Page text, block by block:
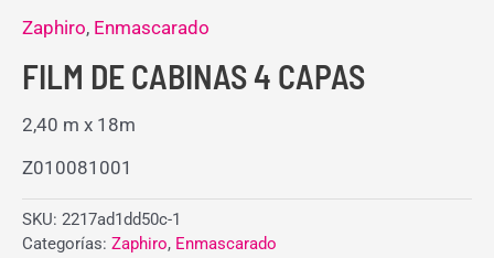
Zaphiro, Enmascarado
FILM DE CABINAS 4 CAPAS
2,40 m x 18m
Z010081001
SKU: 2217ad1dd50c-1
Categorías: Zaphiro, Enmascarado